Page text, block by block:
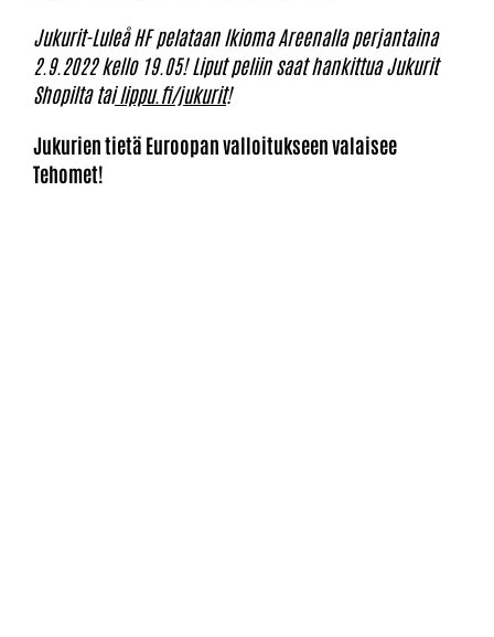
Jukurit-Luleå HF pelataan Ikioma Areenalla perjantaina
2.9.2022 kello 19.05! Liput peliin saat hankittua Jukurit
Shopilta tailippu.fi/jukurit!
Jukurien tietä Euroopan valloitukseen valaisee
Tehomet!